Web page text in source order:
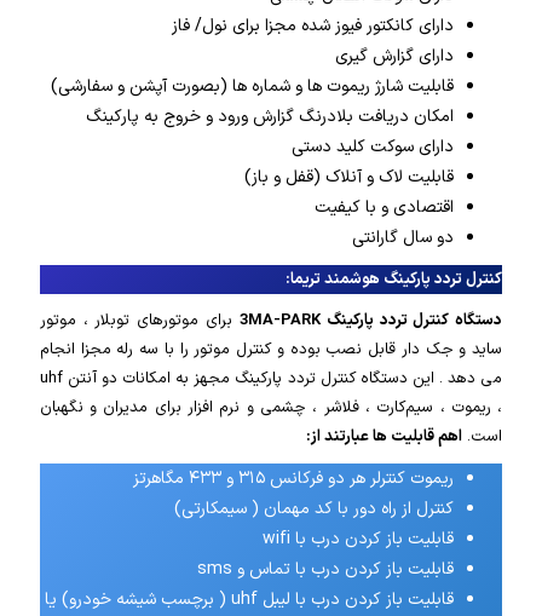
دارای کانکتور فیوز شده مجزا برای نول/ فاز
دارای گزارش گیری
قابلیت شارژ ریموت ها و شماره ها (بصورت آپشن و سفارشی)
امکان دریافت بلادرنگ گزارش ورود و خروج به پارکینگ
دارای سوکت کلید دستی
قابلیت لاک و آنلاک (قفل و باز)
اقتصادی و با کیفیت
دو سال گارانتی
کنترل تردد پارکینگ هوشمند تریما:
دستگاه کنترل تردد پارکینگ 3MA-PARK
برای موتورهای توبلار ، موتور
ساید و جک دار قابل نصب بوده و کنترل موتور را با سه رله مجزا انجام
می دهد . این دستگاه کنترل تردد پارکینگ مجهز به امکانات دو آنتن uhf
، ریموت ، سیم‌کارت ، فلاشر ، چشمی و نرم افزار برای مدیران و نگهبان
است. اهم قابلیت ها عبارتند از:
ریموت کنترلر هر دو فرکانس ۳۱۵ و ۴۳۳ مگاهرتز
کنترل از راه دور با کد مهمان ( سیمکارتی)
قابلیت باز کردن درب با wifi
قابلیت باز کردن درب با تماس و sms
قابلیت باز کردن درب با لیبل uhf ( برچسب شیشه خودرو) یا